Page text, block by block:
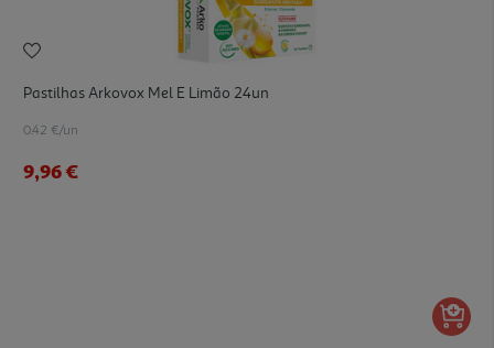
Pastilhas Arkovox Mel E Limão 24un
0.42 €/un
9,96 €